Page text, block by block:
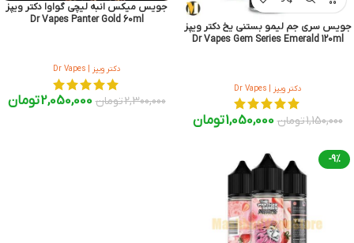
جویس سری جم لیمو بستنی یخ دکتر ویپز
Dr Vapes Gem Series Emerald 120ml
دکتر ویپز | Dr Vapes
1,150,000تومان 1,050,000تومان
جویس میکس انبه لیچی گواوا دکتر ویپز
Dr Vapes Panter Gold 60ml
دکتر ویپز | Dr Vapes
2,300,000تومان 2,050,000تومان
-9%